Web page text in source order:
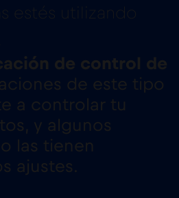
estés utilizando
de control de
de este tipo
a controlar tu
y algunos
las tienen
ajustes.